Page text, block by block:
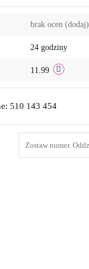
brak ocen (dodaj)
24 godziny
11.99
510 143 454